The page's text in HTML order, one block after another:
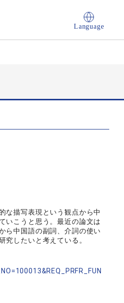
Language
な描写表現という観点から中
いこうと思う。最近の論文は
ら中国語の副詞、介詞の使い
究したいと考えている。